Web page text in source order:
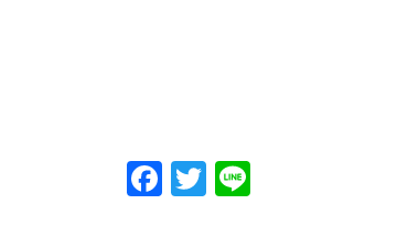
Facebook
Twitter